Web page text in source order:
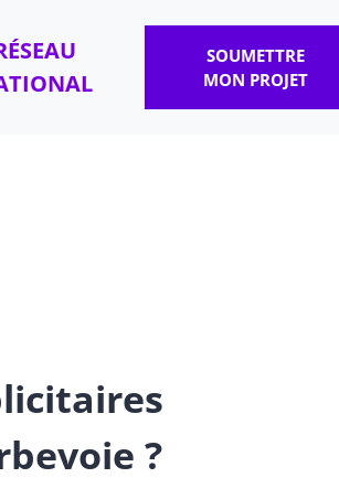
SOUMETTRE
MON PROJET
?